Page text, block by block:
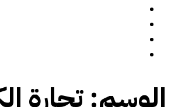
الوسم:تجارة